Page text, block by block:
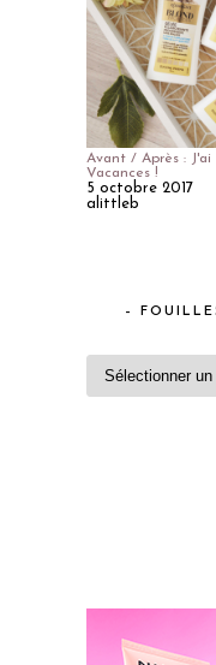
Avant / Après :
Vacances !
5 octobre 2017
alittleb
–